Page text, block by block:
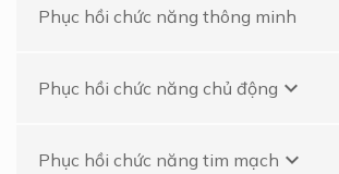
Phục hồi chức năng thông minh
Phục hồi chức năng chủ động keyboard_arrow_down
Phục hồi chức năng tim mạch keyboard_arrow_down